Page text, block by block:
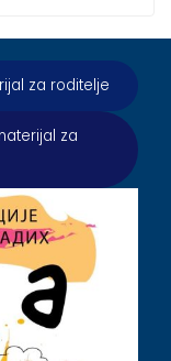
za roditelje
za